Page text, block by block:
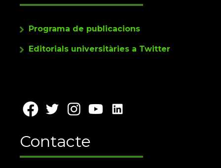
Programa de publicacions
Editorials universitàries a Twitter
Contacte